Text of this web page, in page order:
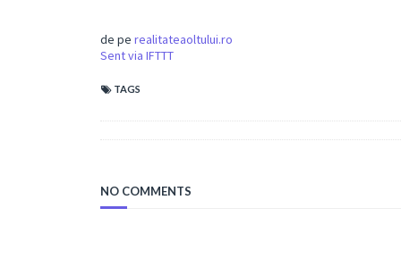
de pe realitateaoltului.ro
Sent via IFTTT
TAGS
NO COMMENTS